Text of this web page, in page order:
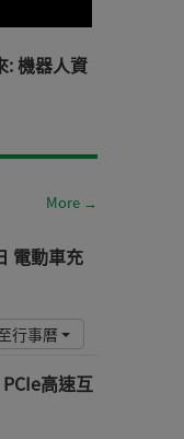
: 機器人資
More →
電動車充
行事曆
高速互